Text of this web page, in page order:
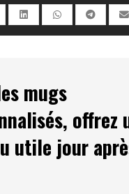
mugs
offrez
utile jour